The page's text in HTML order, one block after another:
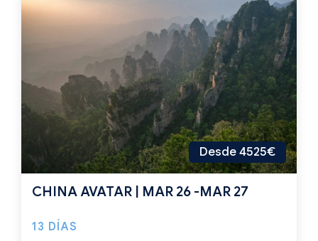
Desde 4525€
CHINA AVATAR | MAR 26 -MAR 27
13 DÍAS